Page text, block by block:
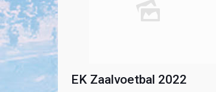
EK Zaalvoetbal 2022